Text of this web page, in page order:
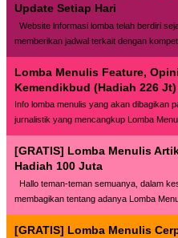
Update Setiap Hari
Website lnformasi lomba telah berdiri
memberikan jadwal terkait dengan
Lomba Menulis Feature,
Kemendikbud (Hadiah 226 Jt)
Info lomba menulis yang akan dibagikan
jurnalistik yang mencangkup Lomba
[GRATIS] Lomba Menulis
Hadiah 100 Juta
Hallo teman-teman semuanya, dalam
membagikan tentang adanya Lomba
[GRATIS] Lomba Menulis